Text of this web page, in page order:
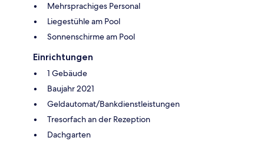
Mehrsprachiges Personal
Liegestühle am Pool
Sonnenschirme am Pool
Einrichtungen
1 Gebäude
Baujahr 2021
Geldautomat/Bankdienstleistungen
Tresorfach an der Rezeption
Dachgarten